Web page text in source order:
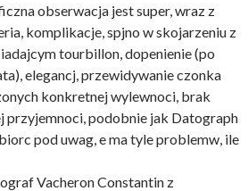
obserwacja jest super, wraz z
komplikacje, spjno w skojarzeniu z
tourbillon, dopenienie (po
elegancj, przewidywanie czonka
konkretnej wylewnoci, brak
podobnie jak Datograph
pod uwag, e ma tyle problemw, ile
Vacheron Constantin z